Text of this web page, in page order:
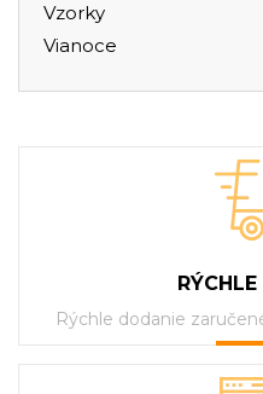
Vzorky
Vianoce
Rýchle dodanie